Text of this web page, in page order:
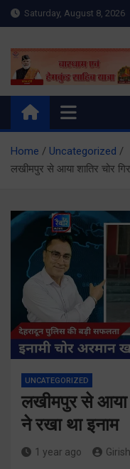
Skip
to
Saturday, August 8, 2026
Meru
News |
meruraibar.com
Home
Uncategorized
लखीमपुर से आया शातिर चोर
UNCATEGORIZED
लखीमपुर से आया
ने रखा था इनाम
1 year ago